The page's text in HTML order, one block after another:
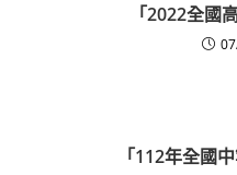
「2022全國
「112年全國